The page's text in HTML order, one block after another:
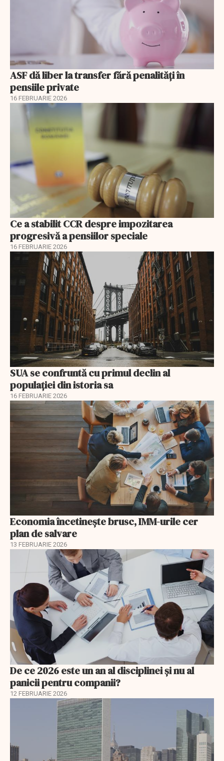
ASF dă liber la transfer fără penalități în
pensiile private
16 FEBRUARIE 2026
Ce a stabilit CCR despre impozitarea
progresivă a pensiilor speciale
16 FEBRUARIE 2026
SUA se confruntă cu primul declin al
populației din istoria sa
16 FEBRUARIE 2026
Economia încetinește brusc, IMM-urile cer
plan de salvare
13 FEBRUARIE 2026
De ce 2026 este un an al disciplinei și nu al
panicii pentru companii?
12 FEBRUARIE 2026